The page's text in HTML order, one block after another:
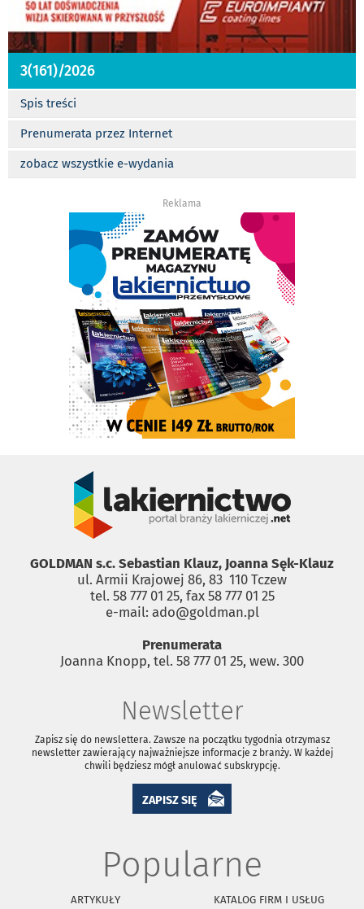
3(161)/2026
Spis treści
Prenumerata przez Internet
zobacz wszystkie e-wydania
Reklama
GOLDMAN s.c. Sebastian Klauz, Joanna Sęk-Klauz
ul. Armii Krajowej 86, 83 ­ 110 Tczew
tel. 58 777 01 25, fax 58 777 01 25
e-mail: ado@goldman.pl
Prenumerata
Joanna Knopp, tel. 58 777 01 25, wew. 300
Newsletter
Zapisz się do newslettera. Zawsze na początku tygodnia otrzymasz
newsletter zawierający najważniejsze informacje z branży. W każdej
chwili będziesz mógł anulować subskrypcję.
ZAPISZ SIĘ
Popularne
ARTYKUŁY
KATALOG FIRM I USŁUG